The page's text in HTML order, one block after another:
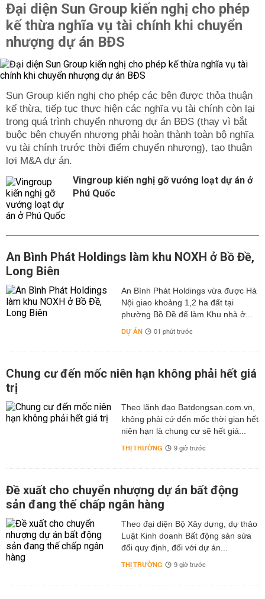
Đại diện Sun Group kiến nghị cho phép
kế thừa nghĩa vụ tài chính khi chuyển
nhượng dự án BĐS
Sun Group kiến nghị cho phép các bên được thỏa thuận
kế thừa, tiếp tục thực hiện các nghĩa vụ tài chính còn lại
trong quá trình chuyển nhượng dự án BĐS (thay vì bắt
buộc bên chuyển nhượng phải hoàn thành toàn bộ nghĩa
vụ tài chính trước thời điểm chuyển nhượng), tạo thuận
lợi M&A dự án.
Vingroup kiến nghị gỡ vướng loạt dự án ở
Phú Quốc
An Bình Phát Holdings làm khu NOXH ở Bồ Đề,
Long Biên
An Bình Phát Holdings vừa được Hà
Nội giao khoảng 1,2 ha đất tại
phường Bồ Đề để làm Khu nhà ở...
DỰ ÁN 01 phút trước
Chung cư đến mốc niên hạn không phải hết giá
trị
Theo lãnh đạo Batdongsan.com.vn,
không phải cứ đến mốc thời gian hết
niên hạn là chung cư sẽ hết giá...
THỊ TRƯỜNG 9 giờ trước
Đề xuất cho chuyển nhượng dự án bất động
sản đang thế chấp ngân hàng
Theo đại diện Bộ Xây dựng, dự thảo
Luật Kinh doanh Bất động sản sửa
đổi quy định, đối với dự án...
THỊ TRƯỜNG 9 giờ trước